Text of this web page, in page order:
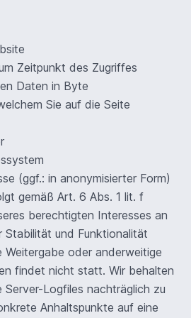
Zeitpunkt des Zugriffes
Daten in Byte
Sie auf die Seite
(ggf.: in anonymisierter Form)
gemäß Art. 6 Abs. 1 lit. f
berechtigten Interesses an
Stabilität und Funktionalität
Weitergabe oder anderweitige
findet nicht statt. Wir behalten
Server-Logfiles nachträglich zu
Anhaltspunkte auf eine